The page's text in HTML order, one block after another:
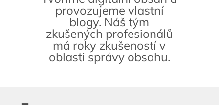
provozujeme vlastní
blogy. Náš tým
zkušených profesionálů
má roky zkušeností v
oblasti správy obsahu.